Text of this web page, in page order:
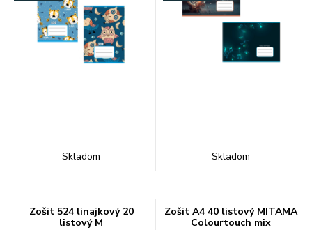
Skladom Skladom
Zošit 524 linajkový 20
listový M
Zošit A4 40 listový MITAMA
Colourtouch mix